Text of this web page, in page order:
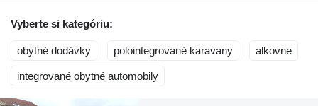
Vyberte si kategóriu:
obytné dodávky polointegrované karavany alkovne
integrované obytné automobily